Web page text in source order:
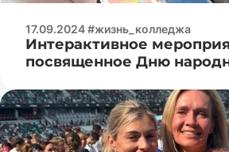
17.09.2024 #жизнь_колледжа
Интерактивное
посвященное Дню